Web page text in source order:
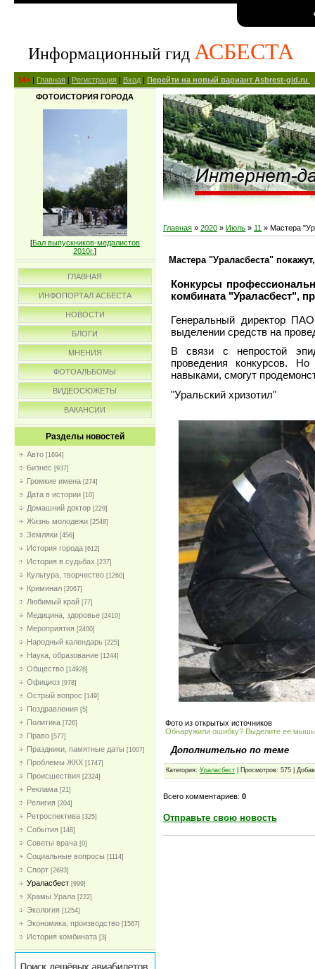
Информационный гид АСБЕСТА
14+ | Главная | Регистрация | Вход | Перейти на новый вариант Asbrest-gid.ru
ФОТОИСТОРИЯ ГОРОДА
[Бал выпускников-медалистов
2010г.]
ГЛАВНАЯ
ИНФОПОРТАЛ АСБЕСТА
НОВОСТИ
БЛОГИ
МНЕНИЯ
ФОТОАЛЬБОМЫ
ВИДЕОСЮЖЕТЫ
ВАКАНСИИ
Разделы новостей
Авто [1694]
Бизнес [937]
Громкие имена [274]
Дата в истории [10]
Домашний доктор [229]
Жизнь молодежи [2548]
Земляки [456]
История города [612]
История в судьбах [237]
Культура, творчество [1260]
Криминал [2067]
Любимый край [77]
Медицина, здоровье [2410]
Мероприятия [2400]
Народный календарь [225]
Наука, образование [1244]
Общество [14928]
Официоз [978]
Острый вопрос [149]
Поздравления [5]
Политика [726]
Право [577]
Праздники, памятные даты [1007]
Проблемы ЖКХ [1747]
Проиcшествия [2324]
Реклама [21]
Религия [204]
Ретроспектива [325]
События [148]
Советы врача [0]
Социальные вопросы [1114]
Спорт [2693]
Ураласбест [999]
Храмы Урала [222]
Экология [1254]
Экономика, производство [1567]
История комбината [3]
Главная » 2020 » Июль » 11 » Мастера
Мастера "Ураласбеста"
Конкурсы
комбината "Ураласбест",
Генеральный директор
выделении средств на
В связи с непростой
проведения конкурсов.
навыками, смогут
"Уральский хризотил"
Фото из открытых источников
Обнаружили ошибку? Выделите ее
Дополнительно по теме
Категория: Ураласбест | Просмотров: 575 |
Всего комментариев: 0
Отправьте свою новость